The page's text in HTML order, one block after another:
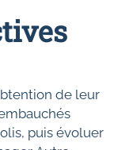
de leur
puis évoluer